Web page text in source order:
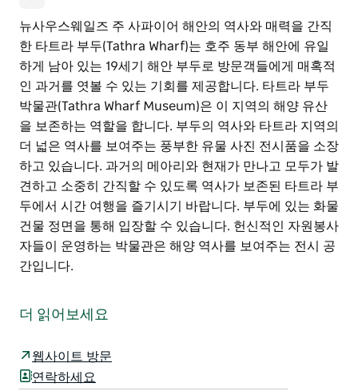
뉴사우스웨일즈 주 사파이어 해안의 역사와 매력을 간직
한 타트라 부두(Tathra Wharf)는 호주 동부 해안에 유일
하게 남아 있는 19세기 해안 부두로 방문객들에게 매혹적
인 과거를 엿볼 수 있는 기회를 제공합니다. 타트라 부두
박물관(Tathra Wharf Museum)은 이 지역의 해양 유산
을 보존하는 역할을 합니다. 부두의 역사와 타트라 지역의
더 넓은 역사를 보여주는 풍부한 유물 사진 전시품을 소장
하고 있습니다. 과거의 메아리와 현재가 만나고 모두가 발
견하고 소중히 간직할 수 있도록 역사가 보존된 타트라 부
두에서 시간 여행을 즐기시기 바랍니다. 부두에 있는 화물
건물 정면을 통해 입장할 수 있습니다. 헌신적인 자원봉사
자들이 운영하는 박물관은 해양 역사를 보여주는 전시 공
간입니다.
한 타트라 부두(Tathra Wharf)는 호주 동부 해안에 유일
타트라 부두 박물관(Tathra Wharf Museum)은 이 지역
더 읽어보세요
웹사이트 방문
연락하세요